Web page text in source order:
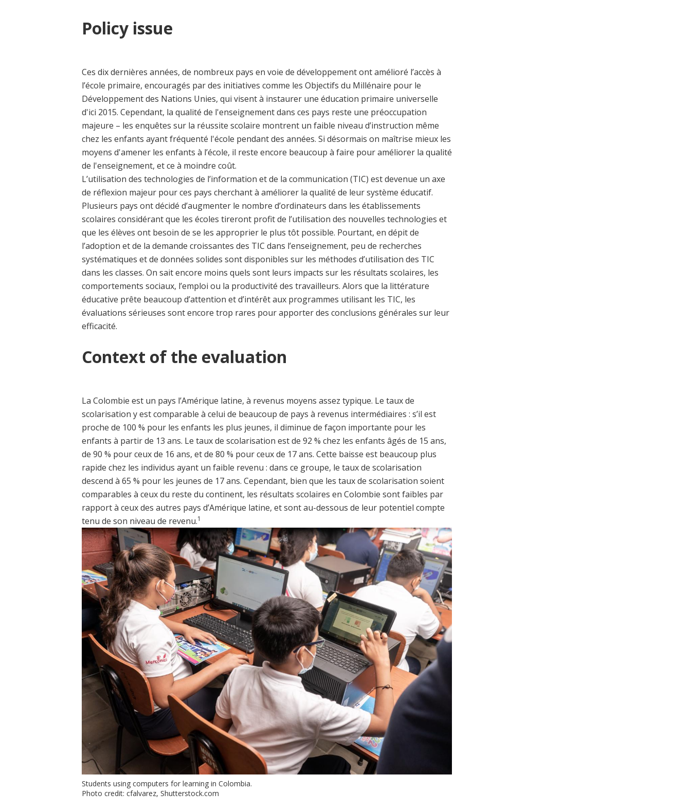
Policy issue
Ces dix dernières années, de nombreux pays en voie de développement ont amélioré l’accès à
l’école primaire, encouragés par des initiatives comme les Objectifs du Millénaire pour le
Développement des Nations Unies, qui visent à instaurer une éducation primaire universelle
d'ici 2015. Cependant, la qualité de l'enseignement dans ces pays reste une préoccupation
majeure – les enquêtes sur la réussite scolaire montrent un faible niveau d’instruction même
chez les enfants ayant fréquenté l'école pendant des années. Si désormais on maîtrise mieux les
moyens d'amener les enfants à l’école, il reste encore beaucoup à faire pour améliorer la qualité
de l'enseignement, et ce à moindre coût.
L’utilisation des technologies de l’information et de la communication (TIC) est devenue un axe
de réflexion majeur pour ces pays cherchant à améliorer la qualité de leur système éducatif.
Plusieurs pays ont décidé d’augmenter le nombre d’ordinateurs dans les établissements
scolaires considérant que les écoles tireront profit de l’utilisation des nouvelles technologies et
que les élèves ont besoin de se les approprier le plus tôt possible. Pourtant, en dépit de
l’adoption et de la demande croissantes des TIC dans l’enseignement, peu de recherches
systématiques et de données solides sont disponibles sur les méthodes d’utilisation des TIC
dans les classes. On sait encore moins quels sont leurs impacts sur les résultats scolaires, les
comportements sociaux, l’emploi ou la productivité des travailleurs. Alors que la littérature
éducative prête beaucoup d’attention et d’intérêt aux programmes utilisant les TIC, les
évaluations sérieuses sont encore trop rares pour apporter des conclusions générales sur leur
efficacité.
Context of the evaluation
La Colombie est un pays l’Amérique latine, à revenus moyens assez typique. Le taux de
scolarisation y est comparable à celui de beaucoup de pays à revenus intermédiaires : s’il est
proche de 100 % pour les enfants les plus jeunes, il diminue de façon importante pour les
enfants à partir de 13 ans. Le taux de scolarisation est de 92 % chez les enfants âgés de 15 ans,
de 90 % pour ceux de 16 ans, et de 80 % pour ceux de 17 ans. Cette baisse est beaucoup plus
rapide chez les individus ayant un faible revenu : dans ce groupe, le taux de scolarisation
descend à 65 % pour les jeunes de 17 ans. Cependant, bien que les taux de scolarisation soient
comparables à ceux du reste du continent, les résultats scolaires en Colombie sont faibles par
rapport à ceux des autres pays d’Amérique latine, et sont au-dessous de leur potentiel compte
tenu de son niveau de revenu.1
Students using computers for learning in Colombia.
Photo credit: cfalvarez, Shutterstock.com